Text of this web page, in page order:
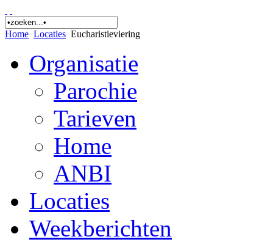
Home Locaties Eucharistieviering
Organisatie
Parochie
Tarieven
Home
ANBI
Locaties
Weekberichten